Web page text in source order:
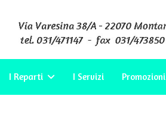
I Reparti I Servizi Promozioni